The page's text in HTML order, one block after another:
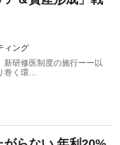
ィング
新研修医制度の施行ーー以
巻く環…